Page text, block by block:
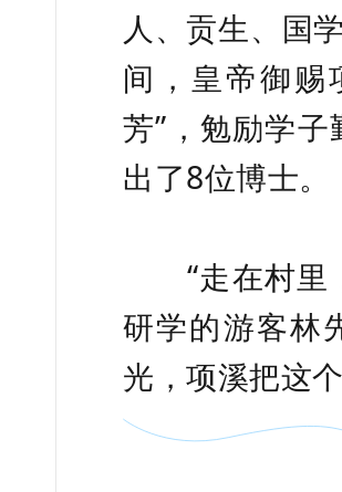
人、贡生、国
间，皇帝御赐
芳”，勉励学
出了8位博士。
“走在村里
研学的游客林
光，项溪把这